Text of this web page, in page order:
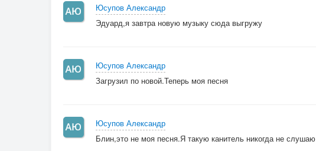
Юсупов Александр
Эдуард,я завтра новую музыку сюда выгружу
Юсупов Александр
Загрузил по новой.Теперь моя песня
Юсупов Александр
Блин,это не моя песня.Я такую канитель никогда не слушаю